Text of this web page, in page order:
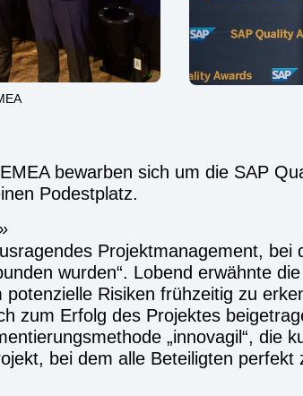
bewarben sich um die SAP
Podestplatz.
Projektmanagement,
wurden“. Lobend erwähnte
Risiken frühzeitig zu
zum Erfolg des Projektes
„innovagil“, die
bei dem alle Beteiligten